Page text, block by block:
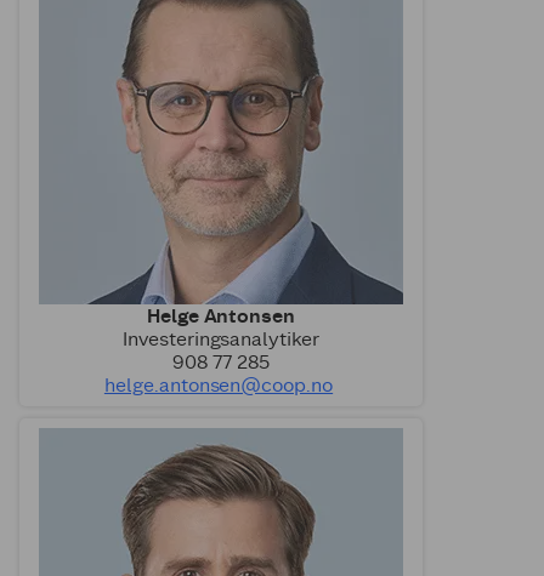
Helge Antonsen
Investeringsanalytiker
908 77 285
helge.antonsen@coop.no